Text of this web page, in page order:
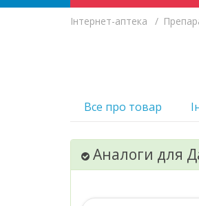
Iнтернет-аптека
Все про товар
Аналоги для